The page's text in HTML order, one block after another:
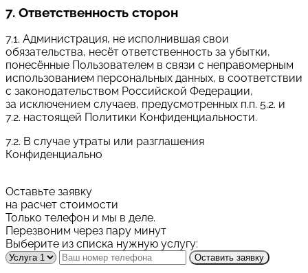
7. Ответственность сторон
7.1. Администрация, не исполнившая свои
обязательства, несёт ответственность за убытки,
понесённые Пользователем в связи с неправомерным
использованием персональных данных, в соответствии
с законодательством Российской Федерации,
за исключением случаев, предусмотренных п.п. 5.2. и
7.2. настоящей Политики Конфиденциальности.
7.2. В случае утраты или разглашения
Конфиденциально
Оставьте заявку
на расчет стоимости
Только телефон и мы в деле.
Перезвоним через пару минут
Выберите из списка нужную услугу:
Оставить заявку